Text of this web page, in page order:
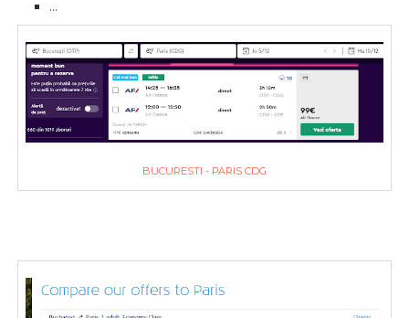
...
BUCURESTI - PARIS CDG